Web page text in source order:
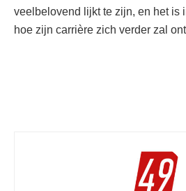
veelbelovend lijkt te zijn, en het is
hoe zijn carrière zich verder zal